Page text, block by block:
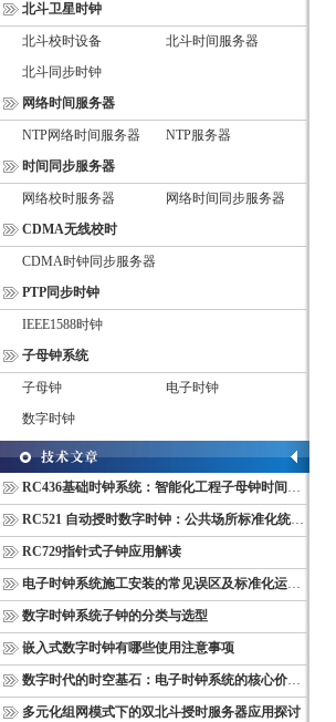
北斗卫星时钟
北斗校时设备
北斗时间服务器
北斗同步时钟
网络时间服务器
NTP网络时间服务器
NTP服务器
时间同步服务器
网络校时服务器
网络时间同步服务器
CDMA无线校时
CDMA时钟同步服务器
PTP同步时钟
IEEE1588时钟
子母钟系统
子母钟
电子时钟
数字时钟
RC436基础时钟系统：智能化工程子母钟时间同步配套设备
RC521 自动授时数字时钟：公共场所标准化统一计时终端
RC729指针式子钟应用解读
电子时钟系统施工安装的常见误区及标准化运维管理规范
数字时钟系统子钟的分类与选型
嵌入式数字时钟有哪些使用注意事项
数字时代的时空基石：电子时钟系统的核心价值与多维意义
多元化组网模式下的双北斗授时服务器应用探讨